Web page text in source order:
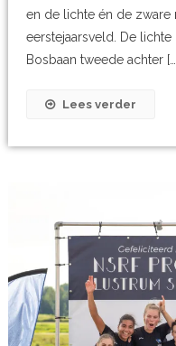
en de lichte én de zware
eerstejaarsveld. De
Bosbaan tweede achter
Lees verder